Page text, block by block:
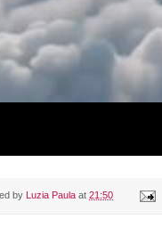
by Luzia Paula at 21:50